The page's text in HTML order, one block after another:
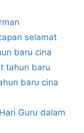
selamat
baru cina
tahun baru
baru cina
Guru dalam